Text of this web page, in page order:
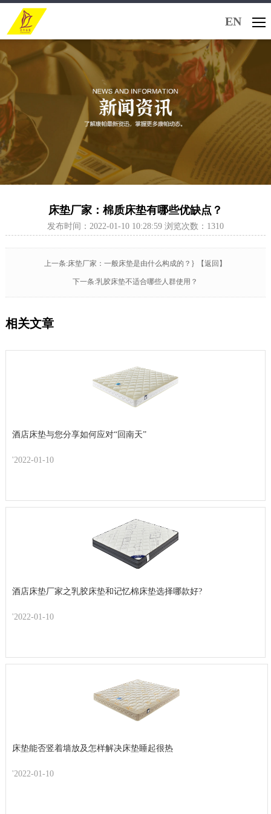
EN
床垫厂家：棉质床垫有哪些优缺点？
发布时间：2022-01-10 10:28:59 浏览次数：1310
上一条:床垫厂家：一般床垫是由什么构成的？} 【返回】
下一条:乳胶床垫不适合哪些人群使用？
相关文章
酒店床垫与您分享如何应对“回南天”
'2022-01-10
酒店床垫厂家之乳胶床垫和记忆棉床垫选择哪款好?
'2022-01-10
床垫能否竖着墙放及怎样解决床垫睡起很热
'2022-01-10